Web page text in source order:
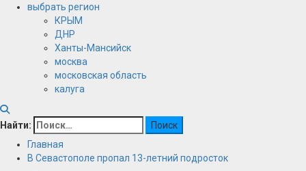
выбрать регион
КРЫМ
ДНР
Ханты-Мансийск
москва
московская область
калуга
Найти:
Главная
В Севастополе пропал 13-летний подросток